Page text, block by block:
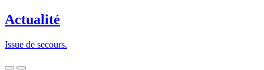
Actualité
Issue de secours.